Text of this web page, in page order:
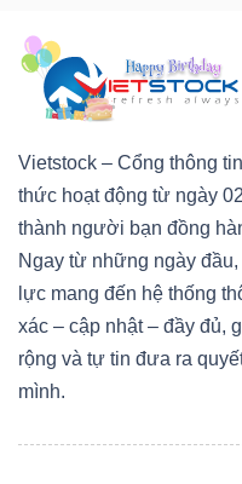
Vietstock – Cổng thông
thức hoạt động từ ngày
thành người bạn đồng
Ngay từ những ngày
lực mang đến hệ thống
xác – cập nhật – đầy đủ,
rộng và tự tin đưa ra
mình.